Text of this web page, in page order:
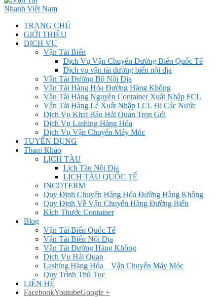
TRANG CHỦ
GIỚI THIỆU
DỊCH VỤ
Vận Tải Biển
Dịch Vụ Vận Chuyển Đường Biển Quốc Tế
Dịch vụ vận tải đường biển nội địa
Vận Tải Đường Bộ Nội Địa
Vận Tải Hàng Hóa Đường Hàng Không
Vận Tải Hàng Nguyên Container Xuất Nhập FCL
Vận Tải Hàng Lẻ Xuất Nhập LCL Đi Các Nước
Dịch Vụ Khai Báo Hải Quan Trọn Gói
Dịch Vụ Lashing Hàng Hóa
Dịch Vụ Vận Chuyển Máy Móc
TUYỂN DỤNG
Tham Khảo
LỊCH TÀU
Lịch Tàu Nội Địa
LỊCH TÀU QUỐC TẾ
INCOTERM
Quy Định Chuyển Hàng Hóa Đường Hàng Không
Quy Định Về Vận Chuyển Hàng Đường Biển
Kích Thước Container
Blog
Vận Tải Biển Quốc Tế
Vận Tải Biển Nội Địa
Vận Tải Đường Hàng Không
Dịch Vụ Hải Quan
Lashing Hàng Hóa _ Vận Chuyển Máy Móc
Quy Trình Thủ Tục
LIÊN HỆ
FacebookYoutubeGoogle +